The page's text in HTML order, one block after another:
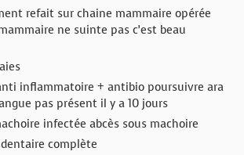
refait sur chaine mammaire opérée
ne suinte pas c’est beau
inflammatoire + antibio poursuivre ara
pas présent il y a 10 jours
infectée abcès sous machoire
complète